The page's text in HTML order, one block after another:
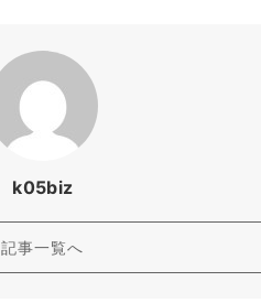
k05biz
記事一覧へ